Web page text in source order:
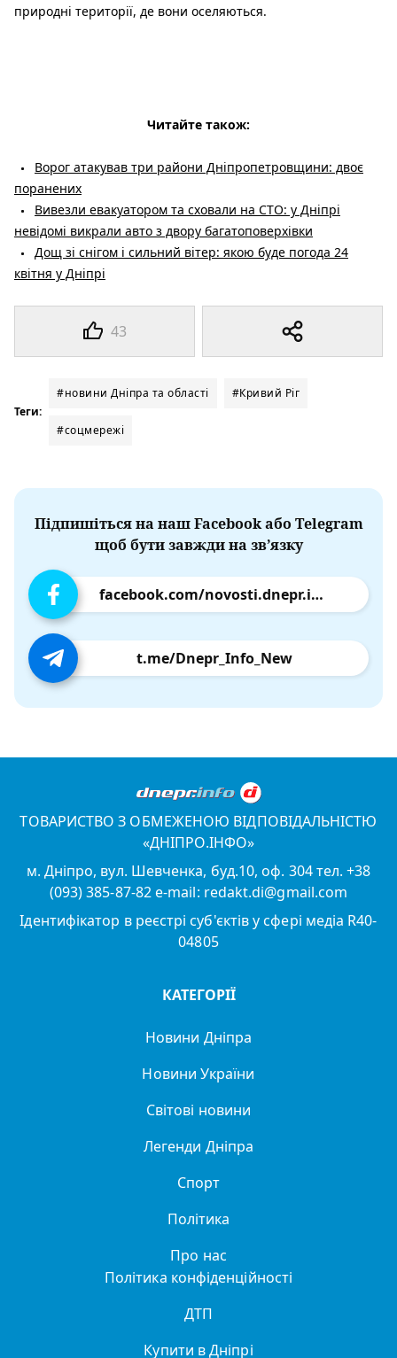
43
природні території, де вони оселяються.
Читайте також:
Ворог атакував три райони Дніпропетровщини: двоє
поранених
Вивезли евакуатором та сховали на СТО: у Дніпрі
невідомі викрали авто з двору багатоповерхівки
Дощ зі снігом і сильний вітер: якою буде погода 24
квітня у Дніпрі
Теги:
#новини Дніпра та області #Кривий Ріг
#соцмережі
Підпишіться на наш Facebook або Telegram
щоб бути завжди на зв’язку
facebook.com/novosti.dnepr.info
t.me/Dnepr_Info_New
ТОВАРИСТВО З ОБМЕЖЕНОЮ ВІДПОВІДАЛЬНІСТЮ
«ДНІПРО.ІНФО»
м. Дніпро, вул. Шевченка, буд.10, оф. 304 тел. +38
(093) 385-87-82 e-mail: redakt.di@gmail.com
Ідентифікатор в реєстрі суб'єктів у сфері медіа R40-
04805
КАТЕГОРІЇ
Новини Дніпра
Новини України
Світові новини
Легенди Дніпра
Спорт
Політика
Про нас
Політика конфіденційності
ДТП
Купити в Дніпрі